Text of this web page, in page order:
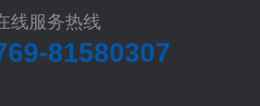
线服务热线
81580307